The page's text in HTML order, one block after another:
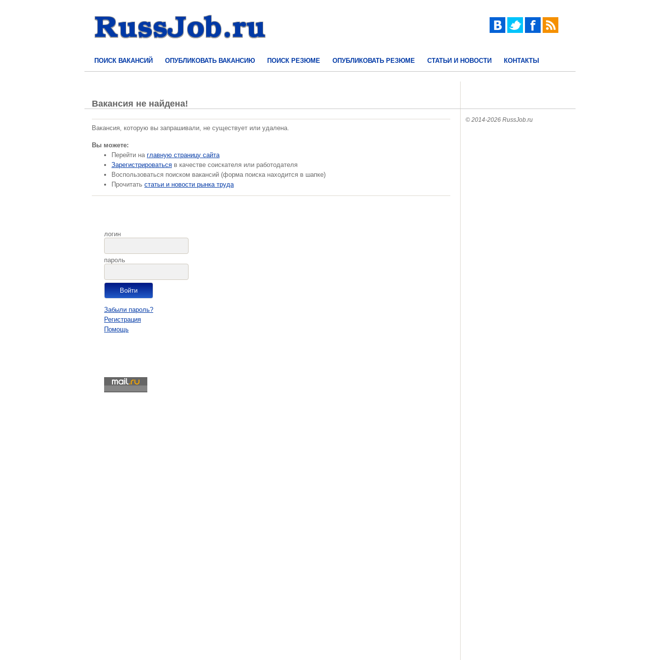
ПОИСК ВАКАНСИЙ ОПУБЛИКОВАТЬ ВАКАНСИЮ ПОИСК РЕЗЮМЕ ОПУБЛИКОВАТЬ РЕЗЮМЕ СТАТЬИ И НОВОСТИ КОНТАКТЫ
Вакансия не найдена!
Вакансия, которую вы запрашивали, не существует или удалена.
Вы можете:
Перейти на главную страницу сайта
Зарегистрироваться в качестве соискателя или работодателя
Воспользоваться поиском вакансий (форма поиска находится в шапке)
Прочитать статьи и новости рынка труда
логин
пароль
Забыли пароль?
Регистрация
Помощь
© 2014-2026 RussJob.ru